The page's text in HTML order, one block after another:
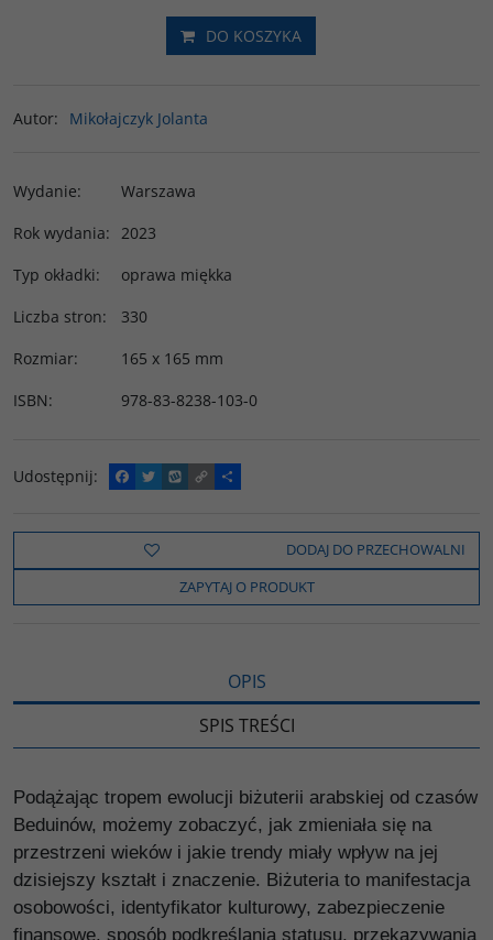
DO KOSZYKA
Autor: Mikołajczyk Jolanta
Wydanie:
Warszawa
Rok wydania:
2023
Typ okładki:
oprawa miękka
Liczba stron:
330
Rozmiar:
165 x 165 mm
ISBN: 978-83-8238-103-0
Udostępnij:
F
a
e
o
T
w
t
t
e
W
y
o
C
o
y
i
n
k
P
o
z
e
l
s
DODAJ DO PRZECHOWALNI
ZAPYTAJ O PRODUKT
OPIS
SPIS TREŚCI
Podążając tropem ewolucji biżuterii arabskiej od czasów
Beduinów, możemy zobaczyć, jak zmieniała się na
przestrzeni wieków i jakie trendy miały wpływ na jej
dzisiejszy kształt i znaczenie. Biżuteria to manifestacja
osobowości, identyfikator kulturowy, zabezpieczenie
finansowe, sposób podkreślania statusu, przekazywania